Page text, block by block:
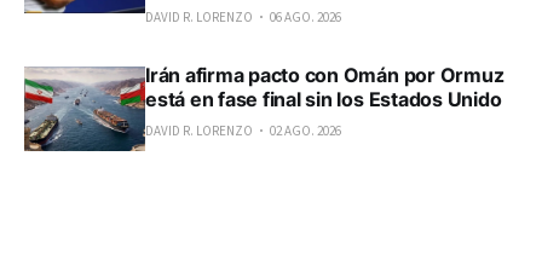
DAVID R. LORENZO 06 AGO. 2026
Irán afirma pacto con Omán por Ormuz
está en fase final sin los Estados Unido
DAVID R. LORENZO 02 AGO. 2026